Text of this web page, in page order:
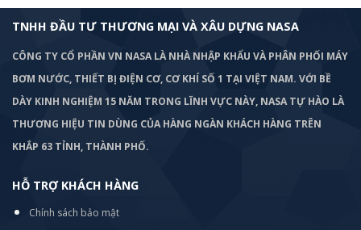
TNHH ĐẦU TƯ THƯƠNG MẠI VÀ XÂU DỰNG NASA
CÔNG TY CỔ PHẦN VN NASA LÀ NHÀ NHẬP KHẨU VÀ PHÂN PHỐI MÁY
BƠM NƯỚC, THIẾT BỊ ĐIỆN CƠ, CƠ KHÍ SỐ 1 TẠI VIỆT NAM. VỚI BỀ
DÀY KINH NGHIỆM 15 NĂM TRONG LĨNH VỰC NÀY, NASA TỰ HÀO LÀ
THƯƠNG HIỆU TIN DÙNG CỦA HÀNG NGÀN KHÁCH HÀNG TRÊN
KHẮP 63 TỈNH, THÀNH PHỐ.
HỖ TRỢ KHÁCH HÀNG
Chính sách bảo mật